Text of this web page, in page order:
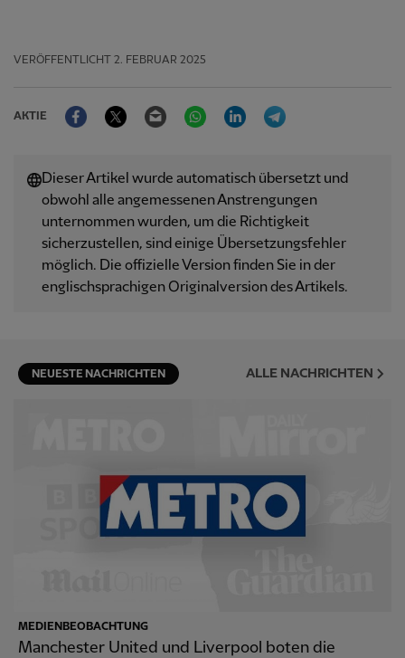
VERÖFFENTLICHT 2. FEBRUAR 2025
AKTIE
FacebookTwitter Email WhatsAppLinkedIn
Dieser Artikel wurde automatisch übersetzt und
obwohl alle angemessenen Anstrengungen
unternommen wurden, um die Richtigkeit
sicherzustellen, sind einige Übersetzungsfehler
möglich. Die offizielle Version finden Sie in der
englischsprachigen Originalversion des Artikels.
NEUESTE NACHRICHTEN ALLE NACHRICHTEN
MEDIENBEOBACHTUNG
Manchester United und Liverpool boten die